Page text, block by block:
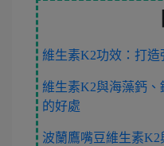
維生素K2功效：打
維生素K2與海藻鈣
的好處
波蘭鷹嘴豆維生素